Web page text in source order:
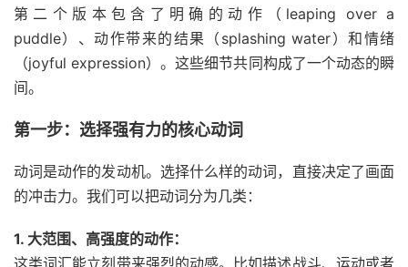
第二个版本包含了明确的动作（leaping over a
puddle）、动作带来的结果（splashing water）和情绪
（joyful expression）。这些细节共同构成了一个动态的瞬
间。
第一步：选择强有力的核心动词
动词是动作的发动机。选择什么样的动词，直接决定了画面
的冲击力。我们可以把动词分为几类：
1. 大范围、高强度的动作：
这类词汇能立刻带来强烈的动感。比如描述战斗、运动或者